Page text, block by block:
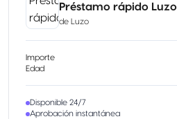
Préstamo rápido Luzo
de Luzo
Importe
Edad
Disponible 24/7
Aprobación instantánea